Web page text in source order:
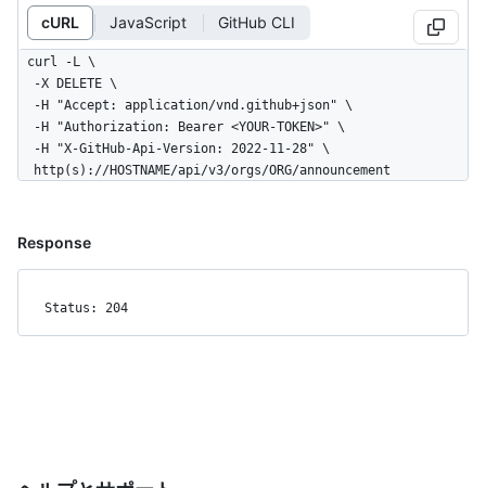
cURL JavaScript GitHub CLI
curl -L \
  http(s)://HOSTNAME/api/v3/orgs/ORG/announcement
Response
Status: 204